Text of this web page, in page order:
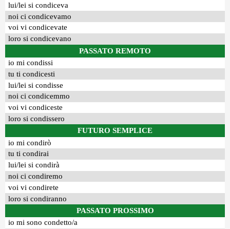
lui/lei si condiceva
noi ci condicevamo
voi vi condicevate
loro si condicevano
PASSATO REMOTO
io mi condissi
tu ti condicesti
lui/lei si condisse
noi ci condicemmo
voi vi condiceste
loro si condissero
FUTURO SEMPLICE
io mi condirò
tu ti condirai
lui/lei si condirà
noi ci condiremo
voi vi condirete
loro si condiranno
PASSATO PROSSIMO
io mi sono condetto/a